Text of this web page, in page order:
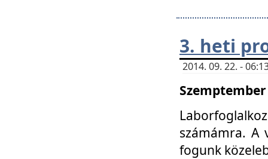
3. heti
2014. 09. 22. -
számámra. A
fogunk